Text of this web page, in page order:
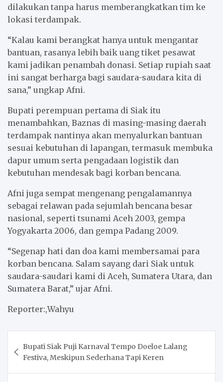
dilakukan tanpa harus memberangkatkan tim ke
lokasi terdampak.
“Kalau kami berangkat hanya untuk mengantar
bantuan, rasanya lebih baik uang tiket pesawat
kami jadikan penambah donasi. Setiap rupiah saat
ini sangat berharga bagi saudara-saudara kita di
sana,” ungkap Afni.
Bupati perempuan pertama di Siak itu
menambahkan, Baznas di masing-masing daerah
terdampak nantinya akan menyalurkan bantuan
sesuai kebutuhan di lapangan, termasuk membuka
dapur umum serta pengadaan logistik dan
kebutuhan mendesak bagi korban bencana.
Afni juga sempat mengenang pengalamannya
sebagai relawan pada sejumlah bencana besar
nasional, seperti tsunami Aceh 2003, gempa
Yogyakarta 2006, dan gempa Padang 2009.
“Segenap hati dan doa kami membersamai para
korban bencana. Salam sayang dari Siak untuk
saudara-saudari kami di Aceh, Sumatera Utara, dan
Sumatera Barat,” ujar Afni.
Reporter:,Wahyu
navigation
Bupati Siak Puji Karnaval Tempo Doeloe Lalang
Festiva, Meskipun Sederhana Tapi Keren